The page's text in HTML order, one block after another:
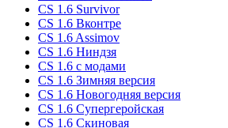
CS 1.6 Survivor
CS 1.6 Вконтре
CS 1.6 Assimov
CS 1.6 Ниндзя
CS 1.6 с модами
CS 1.6 Зимняя версия
CS 1.6 Новогодняя версия
CS 1.6 Супергеройская
CS 1.6 Скиновая